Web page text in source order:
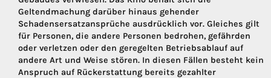
Geltendmachung darüber hinaus gehender
Schadensersatzansprüche ausdrücklich vor. Gleiches gilt
für Personen, die andere Personen bedrohen, gefährden
oder verletzen oder den geregelten Betriebsablauf auf
andere Art und Weise stören. In diesen Fällen besteht kein
Anspruch auf Rückerstattung bereits gezahlter